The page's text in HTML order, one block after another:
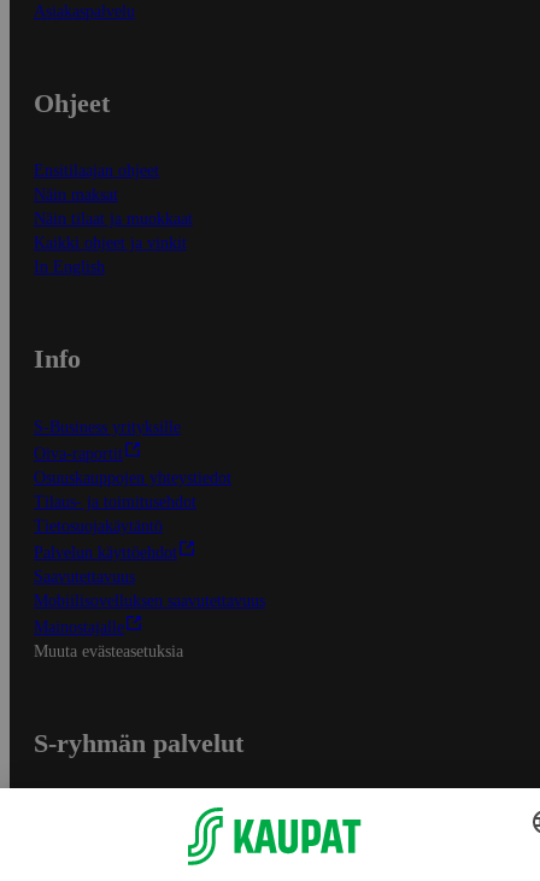
Asiakaspalvelu
Ohjeet
Ensitilaajan ohjeet
Näin maksat
Näin tilaat ja muokkaat
Kaikki ohjeet ja vinkit
In English
Info
S-Business yrityksille
Oiva-raportit
Osuuskauppojen yhteystiedot
Tilaus- ja toimitusehdot
Tietosuojakäytäntö
Palvelun käyttöehdot
Saavutettavuus
Mobiilisovelluksen saavutettavuus
Mainostajalle
Muuta evästeasetuksia
S-ryhmän palvelut
Yhteishyvä Ruoka -sovellus